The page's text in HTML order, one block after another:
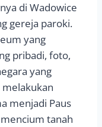
di Wadowice
gereja paroki.
yang
pribadi, foto,
yang
menjadi Paus
tanah